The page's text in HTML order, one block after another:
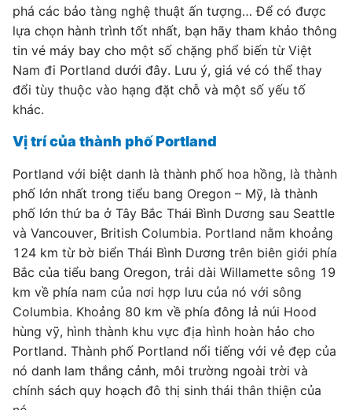
phá các bảo tàng nghệ thuật ấn tượng… Để có được
lựa chọn hành trình tốt nhất, bạn hãy tham khảo thông
tin vé máy bay cho một số chặng phổ biến từ Việt
Nam đi Portland dưới đây. Lưu ý, giá vé có thể thay
đổi tùy thuộc vào hạng đặt chỗ và một số yếu tố
khác.
Vị trí của thành phố Portland
Portland với biệt danh là thành phố hoa hồng, là thành
phố lớn nhất trong tiểu bang Oregon – Mỹ, là thành
phố lớn thứ ba ở Tây Bắc Thái Bình Dương sau Seattle
và Vancouver, British Columbia. Portland nằm khoảng
124 km từ bờ biển Thái Bình Dương trên biên giới phía
Bắc của tiểu bang Oregon, trải dài Willamette sông 19
km về phía nam của nơi hợp lưu của nó với sông
Columbia. Khoảng 80 km về phía đông lả núi Hood
hùng vỹ, hình thành khu vực địa hình hoàn hảo cho
Portland. Thành phố Portland nổi tiếng với vẻ đẹp của
nó danh lam thắng cảnh, môi trường ngoài trời và
chính sách quy hoạch đô thị sinh thái thân thiện của